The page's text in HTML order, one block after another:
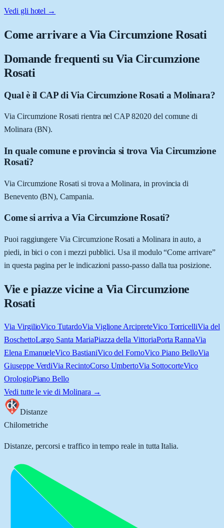
Vedi gli hotel →
Come arrivare aVia Circumzione Rosati
Domande frequenti su Via Circumzione
Rosati
Qual è il CAP di Via Circumzione Rosati a Molinara?
Via Circumzione Rosati rientra nel CAP 82020 del comune di
Molinara (BN).
In quale comune e provincia si trova Via Circumzione
Rosati?
Via Circumzione Rosati si trova a Molinara, in provincia di
Benevento (BN), Campania.
Come si arriva a Via Circumzione Rosati?
Puoi raggiungere Via Circumzione Rosati a Molinara in auto, a
piedi, in bici o con i mezzi pubblici. Usa il modulo “Come arrivare”
in questa pagina per le indicazioni passo-passo dalla tua posizione.
Vie e piazze vicine a Via Circumzione
Rosati
Via VirgilioVico TutardoVia Viglione ArcipreteVico TorricelliVia del
BoschettoLargo Santa MariaPiazza della VittoriaPorta RannaVia
Elena EmanueleVico BastianiVico del FornoVico Piano BelloVia
Giuseppe VerdiVia RecintoCorso UmbertoVia SottocorteVico
OrologioPiano Bello
Vedi tutte le vie di Molinara →
Distanze
Chilometriche
Distanze, percorsi e traffico in tempo reale in tutta Italia.